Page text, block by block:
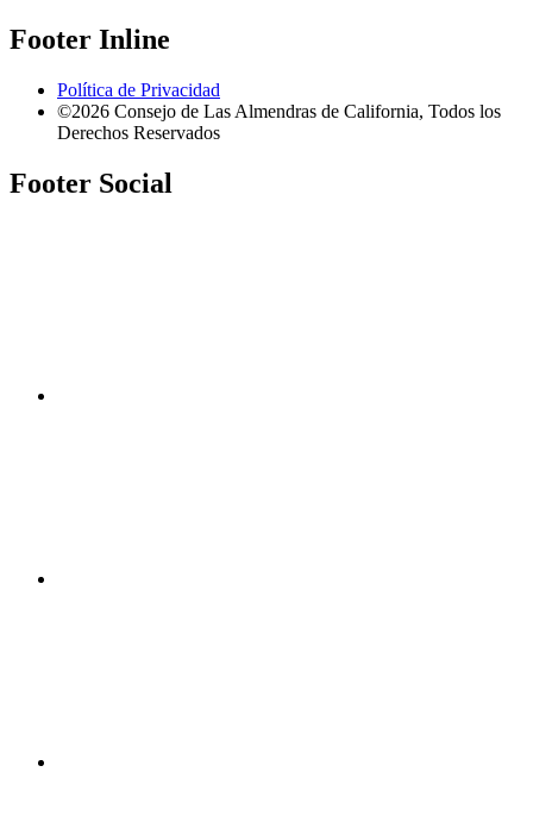
Footer Inline
Política de Privacidad
©2026 Consejo de Las Almendras de California, Todos los
Derechos Reservados
Footer Social